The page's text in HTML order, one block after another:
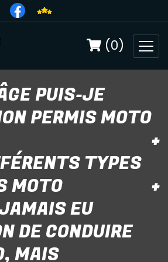
(0)
PUIS-JE
PERMIS MOTO
vous pouvez passer le permis
vous pouvez passer le permis
il vous faudra avoir minimum
TYPES
MOTO
de la catégorie AM est
de cyclomoteurs,
EU
DE CONDUIRE
MAIS